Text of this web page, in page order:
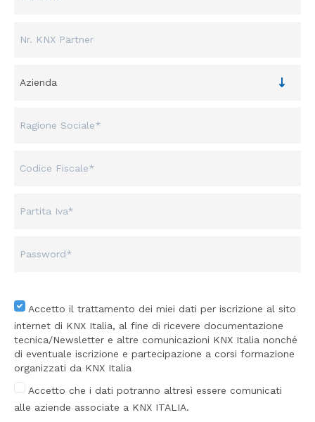
Accetto il trattamento dei miei dati per iscrizione al sito
internet di KNX Italia, al fine di ricevere documentazione
tecnica/Newsletter e altre comunicazioni KNX Italia nonché
di eventuale iscrizione e partecipazione a corsi formazione
organizzati da KNX Italia
Accetto che i dati potranno altresì essere comunicati
alle aziende associate a KNX ITALIA.